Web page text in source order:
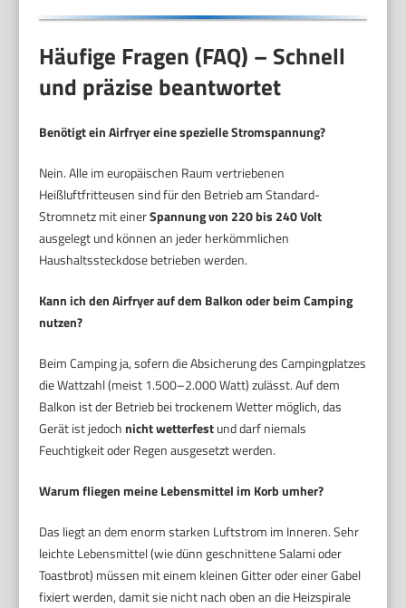
Häufige Fragen (FAQ) – Schnell
und präzise beantwortet
Benötigt ein Airfryer eine spezielle Stromspannung?
Nein. Alle im europäischen Raum vertriebenen
Heißluftfritteusen sind für den Betrieb am Standard-
Stromnetz mit einerSpannung von 220 bis 240 Volt
ausgelegt und können an jeder herkömmlichen
Haushaltssteckdose betrieben werden.
Kann ich den Airfryer auf dem Balkon oder beim Camping
nutzen?
Beim Camping ja, sofern die Absicherung des Campingplatzes
die Wattzahl (meist 1.500–2.000 Watt) zulässt. Auf dem
Balkon ist der Betrieb bei trockenem Wetter möglich, das
Gerät ist jedochnicht wetterfestund darf niemals
Feuchtigkeit oder Regen ausgesetzt werden.
Warum fliegen meine Lebensmittel im Korb umher?
Das liegt an dem enorm starken Luftstrom im Inneren. Sehr
leichte Lebensmittel (wie dünn geschnittene Salami oder
Toastbrot) müssen mit einem kleinen Gitter oder einer Gabel
fixiert werden, damit sie nicht nach oben an die Heizspirale